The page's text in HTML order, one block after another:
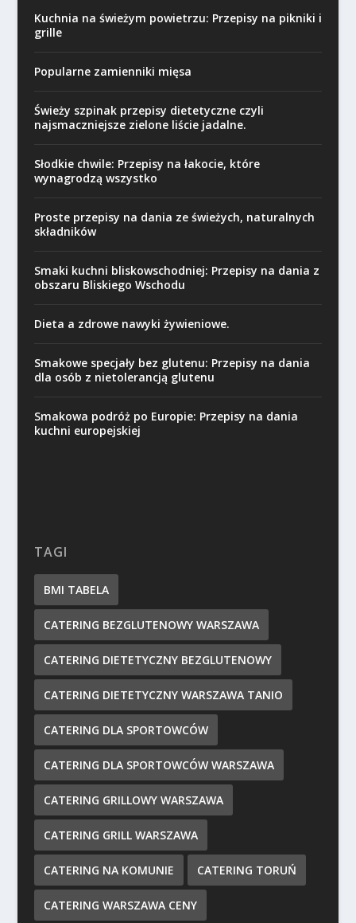
Kuchnia na świeżym powietrzu: Przepisy na pikniki i
grille
Popularne zamienniki mięsa
Świeży szpinak przepisy dietetyczne czyli
najsmaczniejsze zielone liście jadalne.
Słodkie chwile: Przepisy na łakocie, które
wynagrodzą wszystko
Proste przepisy na dania ze świeżych, naturalnych
składników
Smaki kuchni bliskowschodniej: Przepisy na dania z
obszaru Bliskiego Wschodu
Dieta a zdrowe nawyki żywieniowe.
Smakowe specjały bez glutenu: Przepisy na dania
dla osób z nietolerancją glutenu
Smakowa podróż po Europie: Przepisy na dania
kuchni europejskiej
TAGI
BMI TABELA
CATERING BEZGLUTENOWY WARSZAWA
CATERING DIETETYCZNY BEZGLUTENOWY
CATERING DIETETYCZNY WARSZAWA TANIO
CATERING DLA SPORTOWCÓW
CATERING DLA SPORTOWCÓW WARSZAWA
CATERING GRILLOWY WARSZAWA
CATERING GRILL WARSZAWA
CATERING NA KOMUNIE CATERING TORUŃ
CATERING WARSZAWA CENY